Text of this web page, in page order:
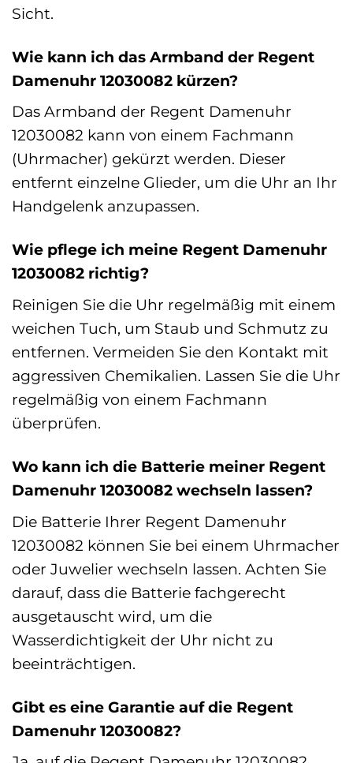
Sicht.
Wie kann ich das Armband der Regent
Damenuhr 12030082 kürzen?
Das Armband der Regent Damenuhr
12030082 kann von einem Fachmann
(Uhrmacher) gekürzt werden. Dieser
entfernt einzelne Glieder, um die Uhr an Ihr
Handgelenk anzupassen.
Wie pflege ich meine Regent Damenuhr
12030082 richtig?
Reinigen Sie die Uhr regelmäßig mit einem
weichen Tuch, um Staub und Schmutz zu
entfernen. Vermeiden Sie den Kontakt mit
aggressiven Chemikalien. Lassen Sie die Uhr
regelmäßig von einem Fachmann
überprüfen.
Wo kann ich die Batterie meiner Regent
Damenuhr 12030082 wechseln lassen?
Die Batterie Ihrer Regent Damenuhr
12030082 können Sie bei einem Uhrmacher
oder Juwelier wechseln lassen. Achten Sie
darauf, dass die Batterie fachgerecht
ausgetauscht wird, um die
Wasserdichtigkeit der Uhr nicht zu
beeinträchtigen.
Gibt es eine Garantie auf die Regent
Damenuhr 12030082?